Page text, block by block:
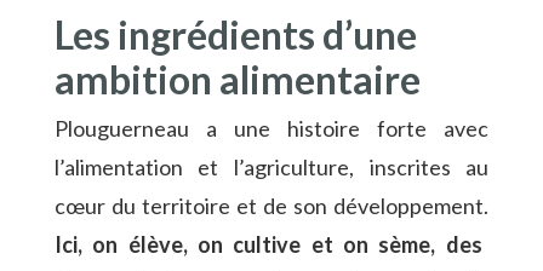
Les ingrédients d’une
ambition alimentaire
Plouguerneau a une histoire forte avec
l’alimentation et l’agriculture, inscrites au
cœur du territoire et de son développement.
Ici, on élève, on cultive et on sème, des